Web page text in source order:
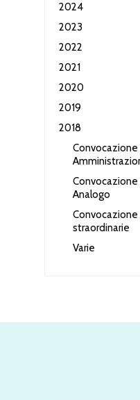
2024
2023
2022
2021
2020
2019
2018
Convocazione
Analogo
straordinarie
Varie